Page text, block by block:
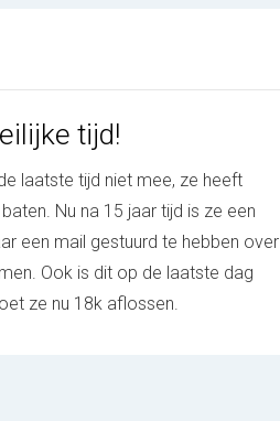
tijd!
laatste tijd niet mee, ze heeft
Nu na 15 jaar tijd is ze een
een mail gestuurd te hebben over
Ook is dit op de laatste dag
ze nu 18k aflossen.